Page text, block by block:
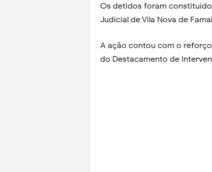
Os detidos foram
Judicial de Vila Nova de
A ação contou com o
do Destacamento de